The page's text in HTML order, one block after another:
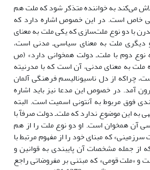
مى‌کند به خواننده متذکر شود که ملت هم
خاص است. در این خصوص اشاره دارد که
با دو نوع ملت‌سازى که یکى ملت به معناى
ملت به معناى سیاسی‌ـ مدنى است،
نوع دوم با ملت‌ـ دولت همخوانى دارد» (ص
ملت به معناى مدنى، آن است که با مدرنیته
چراکه از دل ناسیونالیسم فرهنگى آلمان
آمد. در خصوص این مدعا نیز باید اشاره
فوق مربوط به آنتونى اسمیت است. البته
به این موضوع ندارد که ملت‌ـ دولت صرفآ با
آن همخوان است. او دو نوع ملت را از هم
سرزمینى» که مبناى خود را از مفهوم مرتبط با
از جمله مشخصات آن پایبندى به قوانین و
و «ملت قومى» که مبتنى بر مفروضاتى راجع